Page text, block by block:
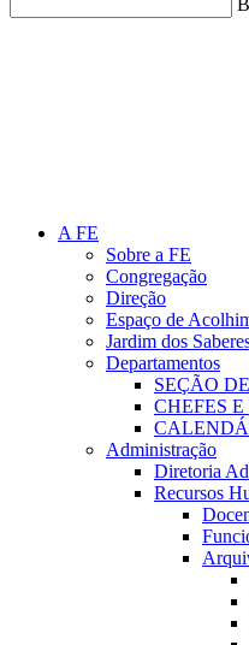
A FE
Sobre a FE
Congregação
Direção
Espaço de
Jardim dos
Departamentos
SEÇÃO
CHEFES
Administração
Diretoria
Recursos